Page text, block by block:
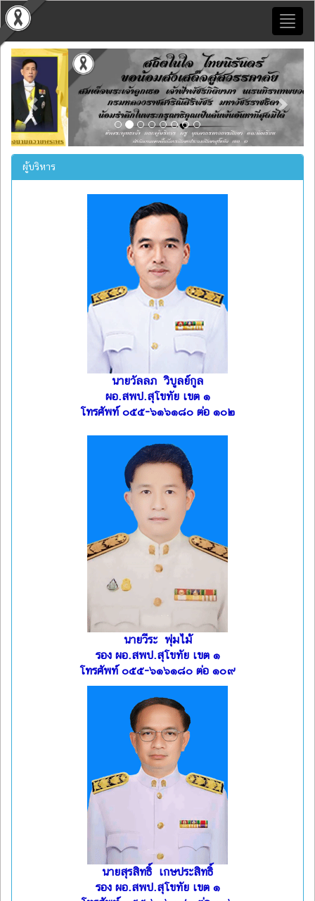
Previous Next
ผู้บริหาร
นายวัลลภ วิบูลย์กูล
ผอ.สพป.สุโขทัย เขต ๑
โทรศัพท์ ๐๕๕-๖๑๖๑๘๐ ต่อ ๑๐๒
นายวีระ พุ่มไม้
รอง ผอ.สพป.สุโขทัย เขต ๑
โทรศัพท์ ๐๕๕-๖๑๖๑๘๐ ต่อ ๑๐๙
นายสุรสิทธิ์ เกษประสิทธิ์
รอง ผอ.สพป.สุโขทัย เขต ๑